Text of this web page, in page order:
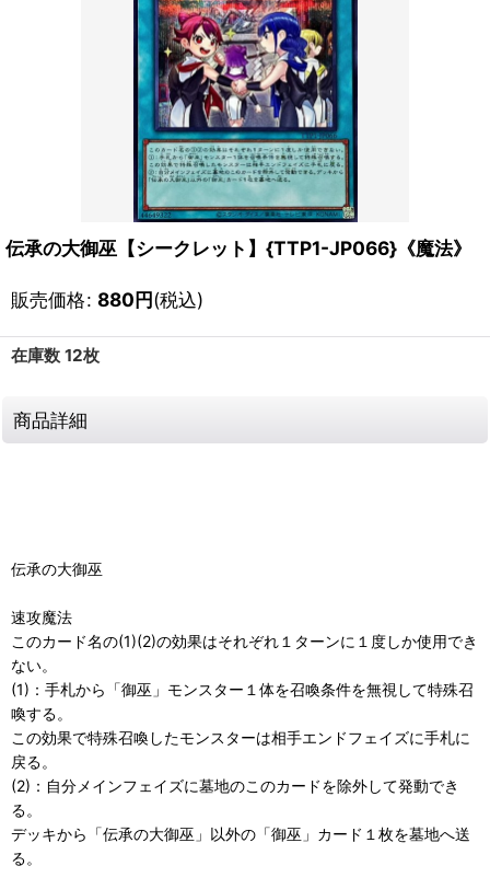
伝承の大御巫【シークレット】{TTP1-JP066}《魔法》
販売価格: 880円(税込)
在庫数 12枚
商品詳細
伝承の大御巫
速攻魔法
このカード名の(1)(2)の効果はそれぞれ１ターンに１度しか使用でき
ない。
(1)：手札から「御巫」モンスター１体を召喚条件を無視して特殊召
喚する。
この効果で特殊召喚したモンスターは相手エンドフェイズに手札に
戻る。
(2)：自分メインフェイズに墓地のこのカードを除外して発動でき
る。
デッキから「伝承の大御巫」以外の「御巫」カード１枚を墓地へ送
る。